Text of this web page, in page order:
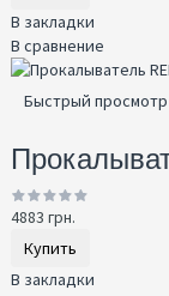
В закладки
В сравнение
Быстрый просмотр
4883 грн.
Купить
В закладки